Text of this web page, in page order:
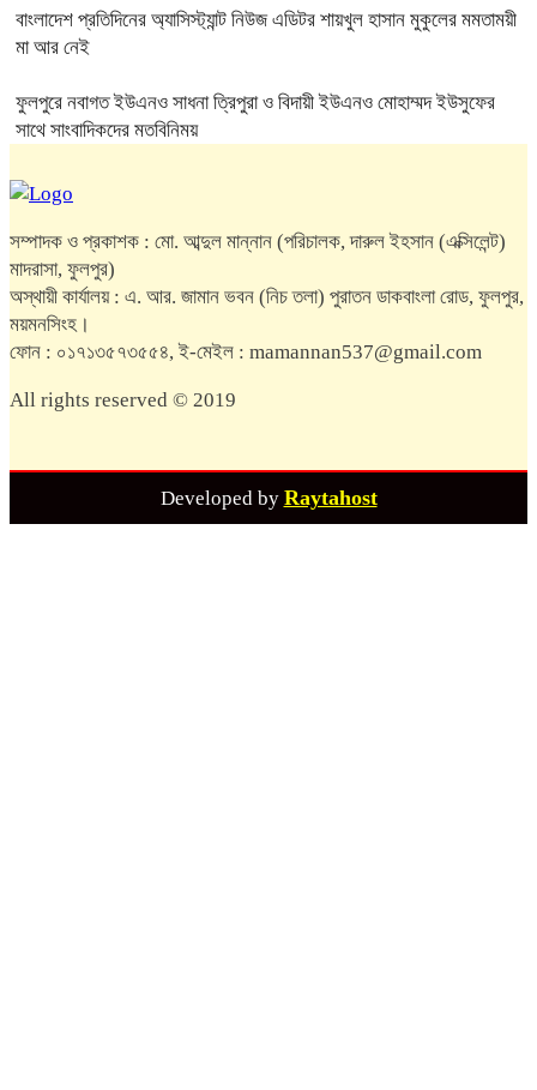
বাংলাদেশ প্রতিদিনের অ্যাসিস্ট্যান্ট নিউজ এডিটর শায়খুল হাসান মুকুলের মমতাময়ী
মা আর নেই
ফুলপুরে নবাগত ইউএনও সাধনা ত্রিপুরা ও বিদায়ী ইউএনও মোহাম্মদ ইউসুফের
সাথে সাংবাদিকদের মতবিনিময়
সম্পাদক ও প্রকাশক : মো. আব্দুল মান্নান (পরিচালক, দারুল ইহসান (এক্সিলেন্ট)
মাদরাসা, ফুলপুর)
অস্থায়ী কার্যালয় : এ. আর. জামান ভবন (নিচ তলা) পুরাতন ডাকবাংলা রোড, ফুলপুর,
ময়মনসিংহ।
ফোন : ০১৭১৩৫৭৩৫৫৪, ই-মেইল : mamannan537@gmail.com
All rights reserved © 2019
Developed by Raytahost